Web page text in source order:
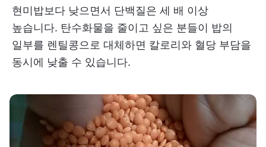
현미밥보다 낮으면서 단백질은 세 배 이상
높습니다. 탄수화물을 줄이고 싶은 분들이 밥의
일부를 렌틸콩으로 대체하면 칼로리와 혈당 부담을
동시에 낮출 수 있습니다.